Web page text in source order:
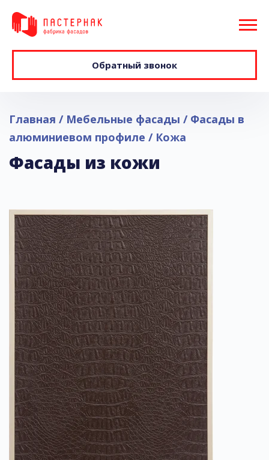
Обратный звонок
Главная Мебельные фасады
Фасады в
алюминиевом профиле
Кожа
Фасады из кожи